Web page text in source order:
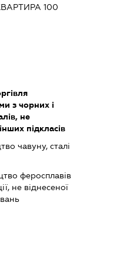
100
з чорних і
не
підкласів
чавуну, сталі
феросплавів
не віднесеної